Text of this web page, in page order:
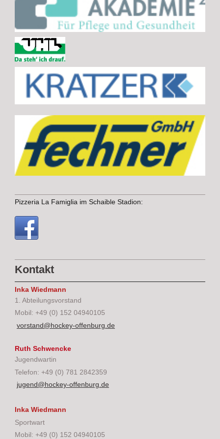
Pizzeria La Famiglia im Schaible Stadion:
Kontakt
Inka Wiedmann
1. Abteilungsvorstand
Mobil: +49 (0) 152 04940105
vorstand@hockey-offenburg.de
Ruth Schwencke
Jugendwartin
Telefon: +49 (0) 781 2842359
jugend@hockey-offenburg.de
Inka Wiedmann
Sportwart
Mobil: +49 (0) 152 04940105